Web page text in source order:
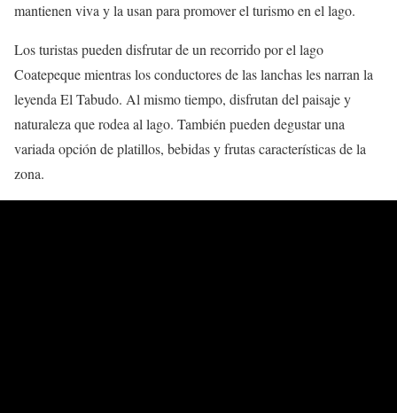
mantienen viva y la usan para promover el turismo en el lago.
Los turistas pueden disfrutar de un recorrido por el lago
Coatepeque mientras los conductores de las lanchas les narran la
leyenda El Tabudo. Al mismo tiempo, disfrutan del paisaje y
naturaleza que rodea al lago. También pueden degustar una
variada opción de platillos, bebidas y frutas características de la
zona.